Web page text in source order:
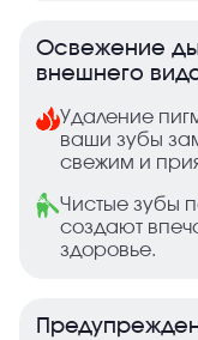
Освежение
внешнего
Удаление
ваши зубы
свежим и
Чистые зубы
создают
здоровье.